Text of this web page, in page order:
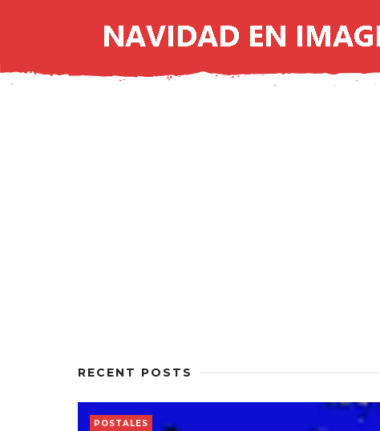
RECENT POSTS
POSTALES